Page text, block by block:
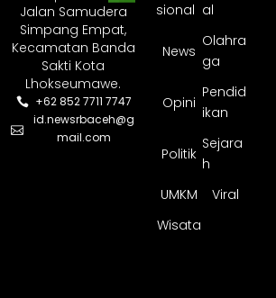
Jalan Samudera
Simpang Empat,
Kecamatan Banda
Sakti Kota
Lhokseumawe.
+62 852 7711 7747
id.newsrbaceh@g
mail.com
sional al
News
Olahra
ga
Opini
Pendid
ikan
Politik
Sejara
h
UMKM
Viral
Wisata